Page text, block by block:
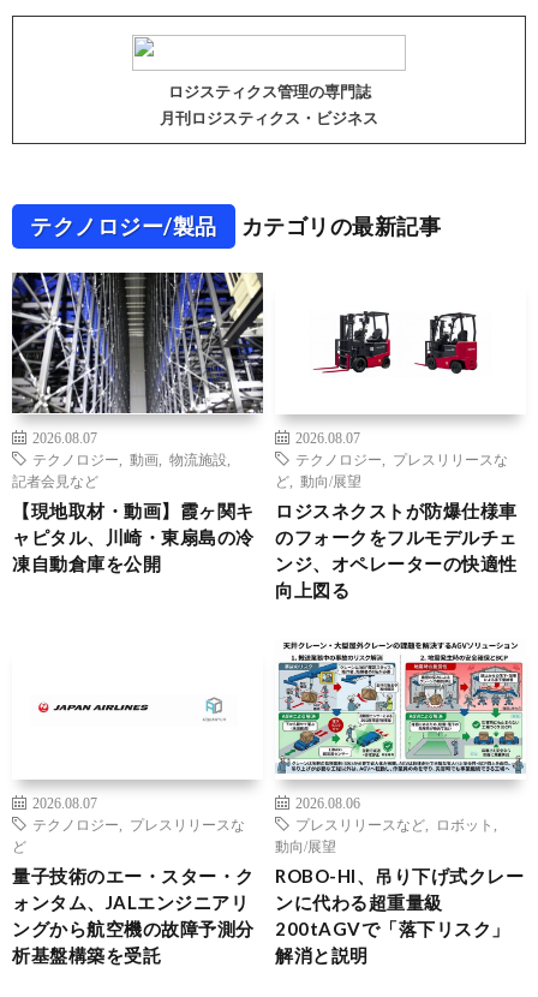
ロジスティクス管理の専門誌
月刊ロジスティクス・ビジネス
テクノロジー/製品 カテゴリの最新記事
2026.08.07
テクノロジー
動画 物流施設
記者会見など
【現地取材・動画】霞ヶ関キ
ャピタル、川崎・東扇島の冷
凍自動倉庫を公開
2026.08.07
テクノロジー
プレスリリースな
ど
動向/展望
ロジスネクストが防爆仕様車
のフォークをフルモデルチェ
ンジ、オペレーターの快適性
向上図る
2026.08.07
テクノロジー
プレスリリースな
ど
量子技術のエー・スター・ク
ォンタム、JALエンジニアリ
ングから航空機の故障予測分
析基盤構築を受託
2026.08.06
プレスリリースなど
ロボット
動向/展望
ROBO-HI、吊り下げ式クレー
ンに代わる超重量級
200tAGVで「落下リスク」
解消と説明